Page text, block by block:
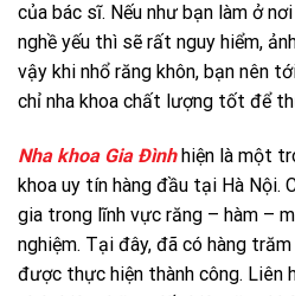
của bác sĩ. Nếu như bạn làm ở
nghề yếu thì sẽ rất nguy hiểm,
vậy khi nhổ răng khôn, bạn nên
chỉ nha khoa chất lượng tốt để
Nha khoa Gia Đìnhhiện là một
khoa uy tín hàng đầu tại Hà Nội.
gia trong lĩnh vực răng – hàm –
nghiệm. Tại đây, đã có hàng
được thực hiện thành công. Liên